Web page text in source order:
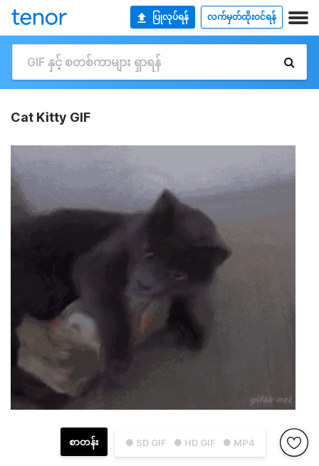
ပြုလုပ်ရန် လက်မှတ်ထိုးဝင်ရန်
Cat Kitty GIF
● SD GIF ● HD GIF ● MP4
စာတန်း